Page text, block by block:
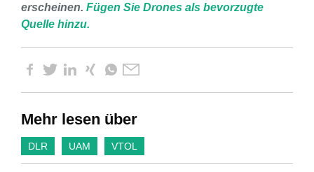
erscheinen. Fügen Sie Drones als bevorzugte
Quelle hinzu.
Mehr lesen über
DLR UAM VTOL